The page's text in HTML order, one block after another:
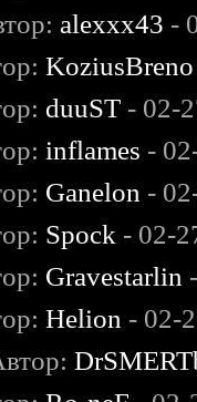
alexxx43 -
KoziusBreno
duuST - 02-
inflames -
Ganelon -
Spock - 02-
Gravestarlin
Helion - 02-